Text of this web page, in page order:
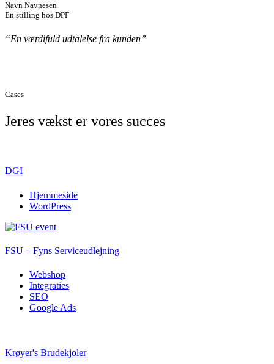
Navn Navnesen
En stilling hos DPF
“En værdifuld udtalelse fra kunden”
Cases
Jeres vækst er vores succes
DGI
Hjemmeside
WordPress
FSU – Fyns Serviceudlejning
Webshop
Integraties
SEO
Google Ads
Krøyer's Brudekjoler